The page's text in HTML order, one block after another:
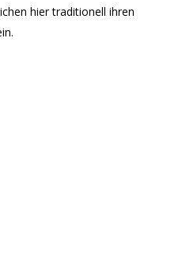
hier traditionell ihren